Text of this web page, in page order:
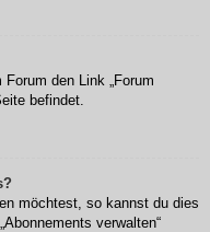
den Link „Forum
befindet.
möchtest, so kannst du dies
verwalten“